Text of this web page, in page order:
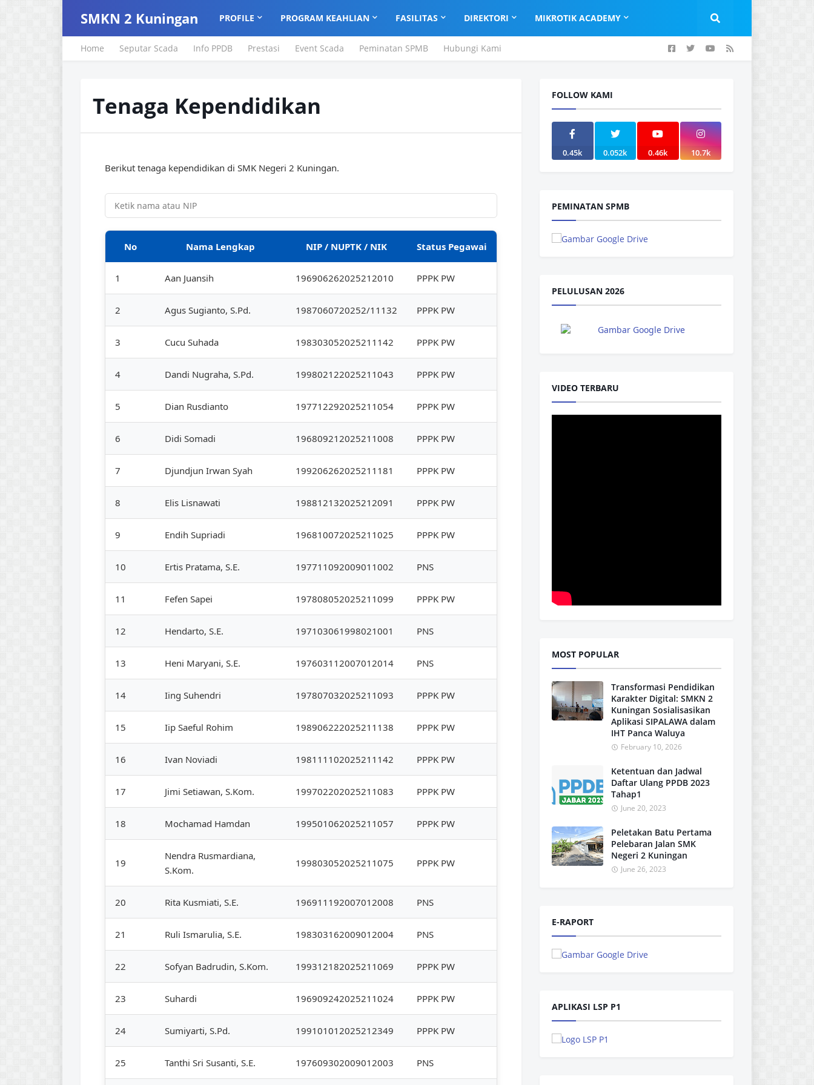
SMKN 2 Kuningan PROFILE PROGRAM KEAHLIAN FASILITAS DIREKTORI MIKROTIK ACADEMY
Home Seputar Scada Info PPDB Prestasi Event Scada Peminatan SPMB Hubungi Kami
Tenaga Kependidikan
Berikut tenaga kependidikan di SMK Negeri 2 Kuningan.
No Nama Lengkap NIP / NUPTK / NIK Status Pegawai
1 Aan Juansih 196906262025212010 PPPK PW
2 Agus Sugianto, S.Pd. 1987060720252/11132 PPPK PW
3 Cucu Suhada 198303052025211142 PPPK PW
4 Dandi Nugraha, S.Pd. 199802122025211043 PPPK PW
5 Dian Rusdianto 197712292025211054 PPPK PW
6 Didi Somadi 196809212025211008 PPPK PW
7 Djundjun Irwan Syah 199206262025211181 PPPK PW
8 Elis Lisnawati 198812132025212091 PPPK PW
9 Endih Supriadi 196810072025211025 PPPK PW
10 Ertis Pratama, S.E. 197711092009011002 PNS
11 Fefen Sapei 197808052025211099 PPPK PW
12 Hendarto, S.E. 197103061998021001 PNS
13 Heni Maryani, S.E. 197603112007012014 PNS
14 Iing Suhendri 197807032025211093 PPPK PW
15 Iip Saeful Rohim 198906222025211138 PPPK PW
16 Ivan Noviadi 198111102025211142 PPPK PW
17 Jimi Setiawan, S.Kom. 199702202025211083 PPPK PW
18 Mochamad Hamdan 199501062025211057 PPPK PW
19
Nendra Rusmardiana,
S.Kom.
199803052025211075 PPPK PW
20 Rita Kusmiati, S.E. 196911192007012008 PNS
21 Ruli Ismarulia, S.E. 198303162009012004 PNS
22 Sofyan Badrudin, S.Kom. 199312182025211069 PPPK PW
23 Suhardi 196909242025211024 PPPK PW
24 Sumiyarti, S.Pd. 199101012025212349 PPPK PW
25 Tanthi Sri Susanti, S.E. 197609302009012003 PNS
FOLLOW KAMI
0.45k 0.052k 0.46k 10.7k
PEMINATAN SPMB
PELULUSAN 2026
VIDEO TERBARU
MOST POPULAR
Transformasi Pendidikan
Karakter Digital: SMKN 2
Kuningan Sosialisasikan
Aplikasi SIPALAWA dalam
IHT Panca Waluya
February 10, 2026
Ketentuan dan Jadwal
Daftar Ulang PPDB 2023
Tahap1
June 20, 2023
Peletakan Batu Pertama
Pelebaran Jalan SMK
Negeri 2 Kuningan
June 26, 2023
E-RAPORT
APLIKASI LSP P1